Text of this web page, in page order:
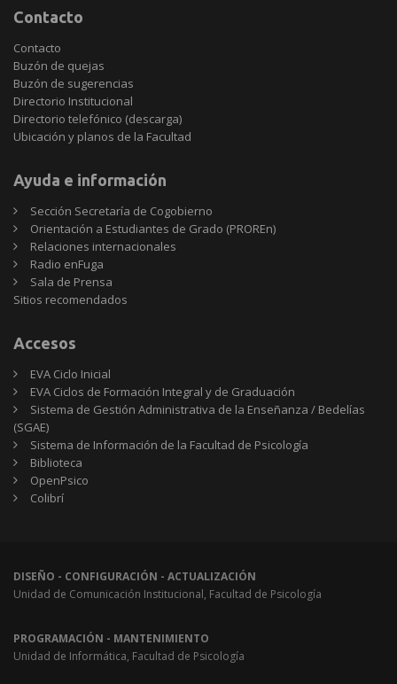
Contacto
Contacto
Buzón de quejas
Buzón de sugerencias
Directorio Institucional
Directorio telefónico (descarga)
Ubicación y planos de la Facultad
Ayuda e información
Sección Secretaría de Cogobierno
Orientación a Estudiantes de Grado (PROREn)
Relaciones internacionales
Radio enFuga
Sala de Prensa
Sitios
Sitios recomendados
Accesos
EVA Ciclo Inicial
EVA Ciclos de Formación Integral y de Graduación
Sistema de Gestión Administrativa de la Enseñanza / Bedelías
(SGAE)
Sistema de Información de la Facultad de Psicología
Biblioteca
OpenPsico
Colibrí
DISEÑO - CONFIGURACIÓN - ACTUALIZACIÓN
Unidad de Comunicación Institucional, Facultad de Psicología
PROGRAMACIÓN - MANTENIMIENTO
Unidad de Informática, Facultad de Psicología